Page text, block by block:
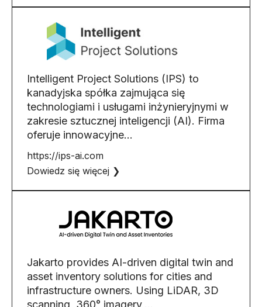
Intelligent Project Solutions (IPS) to
kanadyjska spółka zajmująca się
technologiami i usługami inżynieryjnymi w
zakresie sztucznej inteligencji (AI). Firma
oferuje innowacyjne…
https://ips-ai.com
Dowiedz się więcej ❯
Jakarto provides AI-driven digital twin and
asset inventory solutions for cities and
infrastructure owners. Using LiDAR, 3D
scanning, 360° imagery,...